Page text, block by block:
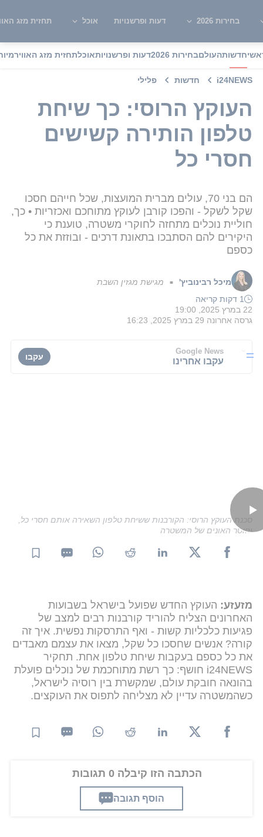
בחירות 2026 דעות ופרשנויות אוכל תחזית מזג
חדשותהעולםבחירות 2026 דעות ופרשנויותאוכלתחזית מזג האוויר
i24NEWS חדשות פלילי
העוקץ הרוסי: כך שיחת
טלפון הותירה קשישים
חסרי כל
הם בני 70, עולים מברית המועצות, שכל חייהם חסכו
שקל לשקל - והפכו קורבן לעוקץ מתוחכם ואכזריות • כך,
חוליית נוכלים מתחזה לחוקרי משטרה, טוענת כי
היקירים להם הסתבכו בתאונת דרכים - ובוזזת את כל
כספם
מיכל רבינוביץ' ■ מגישת מגזין השבת
1 דקות קריאה
22 במרץ 2025, 19:00
גרסה אחרונה 29 במרץ 2025, 16:23
Google News
עקבו אחרינו עקבו
סכנת העוקץ הרוסי: הקורבנות ששיחת טלפון השאירה אותם חסרי כל,
וחוסר האונים של המשטרה
מזעזע: העוקץ החדש שפועל בישראל בשבועות
האחרונים הצליח להוריד קורבנות רבים למצב של
פגיעות כלכליות קשות - ואף התרסקות נפשית. איך זה
קורה? אנשים שחסכו כל שקל, מצאו את עצמם מאבדים
את כל כספם בעקבות שיחת טלפון אחת. תחקיר
i24NEWS חושף: כך רשת מתוחכמת של נוכלים פועלת
בהונאה חובקת עולם, שמקשרת בין רוסיה לישראל,
כשהמשטרה עדיין לא מצליחה לתפוס את העוקצים.
הכתבה הזו קיבלה 0 תגובות
הוסף תגובה